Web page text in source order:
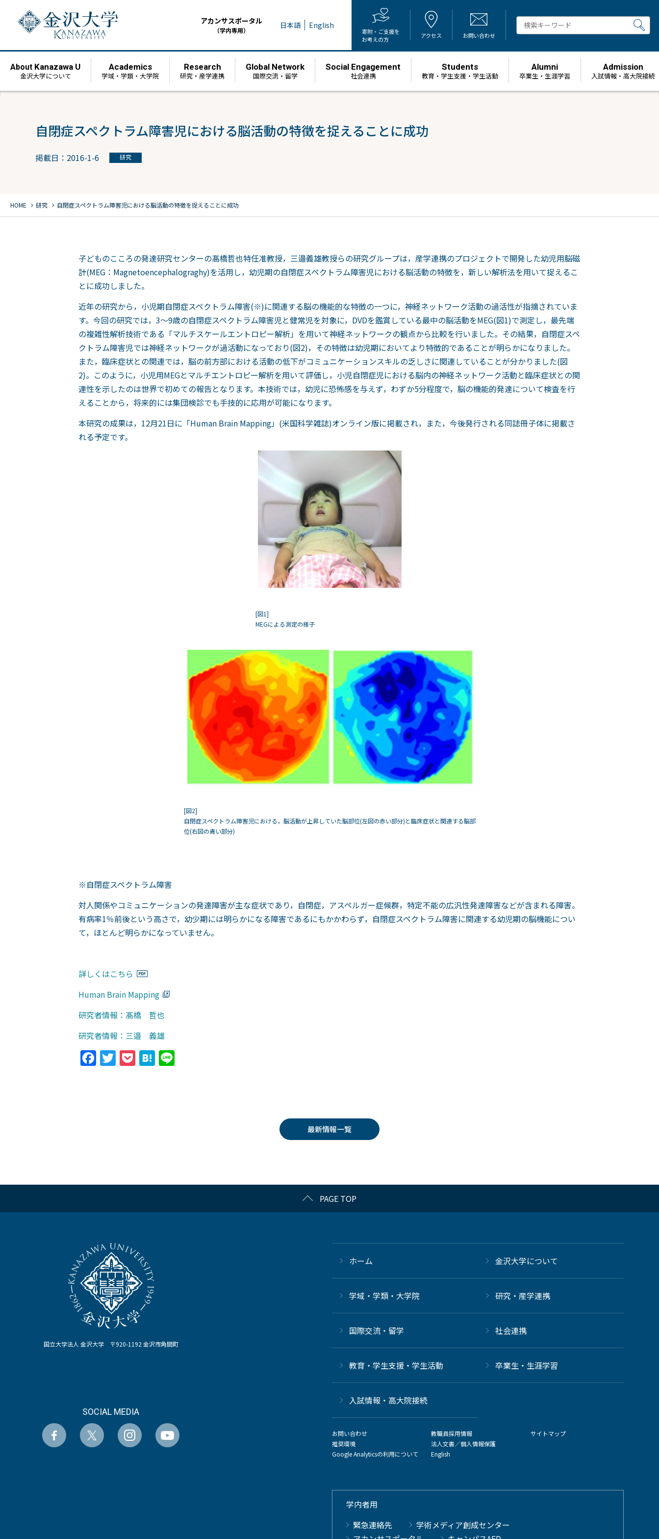
アカンサスポータル
（学内専用） 日本語 English
寄附・ご支援を
お考えの方
アクセス お問い合わせ
About Kanazawa U
金沢大学について
Academics
学域・学類・大学院
Research
研究・産学連携
Global Network
国際交流・留学
Social Engagement
社会連携
Students
教育・学生支援・学生活動
Alumni
卒業生・生涯学習
Admission
⼊試情報・高大院接続
自閉症スペクトラム障害児における脳活動の特徴を捉えることに成功
掲載日：2016-1-6 研究
HOME chevron_right 研究 chevron_right 自閉症スペクトラム障害児における脳活動の特徴を捉えることに成功
子どものこころの発達研究センターの髙橋哲也特任准教授，三邉義雄教授らの研究グループは，産学連携のプロジェクトで開発した幼児用脳磁
計(MEG：Magnetoencephalograghy)を活用し，幼児期の自閉症スペクトラム障害児における脳活動の特徴を，新しい解析法を用いて捉えるこ
とに成功しました。
近年の研究から，小児期自閉症スペクトラム障害(※)に関連する脳の機能的な特徴の一つに，神経ネットワーク活動の過活性が指摘されていま
す。今回の研究では，3～9歳の自閉症スペクトラム障害児と健常児を対象に，DVDを鑑賞している最中の脳活動をMEG(図1)で測定し，最先端
の複雑性解析技術である「マルチスケールエントロピー解析」を用いて神経ネットワークの観点から比較を行いました。その結果，自閉症スペ
クトラム障害児では神経ネットワークが過活動になっており(図2)，その特徴は幼児期においてより特徴的であることが明らかになりました。
また，臨床症状との関連では，脳の前方部における活動の低下がコミュニケーションスキルの乏しさに関連していることが分かりました(図
2)。このように，小児用MEGとマルチエントロピー解析を用いて評価し，小児自閉症児における脳内の神経ネットワーク活動と臨床症状との関
連性を示したのは世界で初めての報告となります。本技術では，幼児に恐怖感を与えず，わずか5分程度で，脳の機能的発達について検査を行
えることから，将来的には集団検診でも手技的に応用が可能になります。
本研究の成果は，12月21日に「Human Brain Mapping」(米国科学雑誌)オンライン版に掲載され，また，今後発行される同誌冊子体に掲載さ
れる予定です。
[図1]
MEGによる測定の様子
[図2]
自閉症スペクトラム障害児における，脳活動が上昇していた脳部位(左図の赤い部分)と臨床症状と関連する脳部
位(右図の青い部分)
※自閉症スペクトラム障害
対人関係やコミュニケーションの発達障害が主な症状であり，自閉症，アスペルガー症候群，特定不能の広汎性発達障害などが含まれる障害。
有病率1％前後という高さで，幼少期には明らかになる障害であるにもかかわらず，自閉症スペクトラム障害に関連する幼児期の脳機能につい
て，ほとんど明らかになっていません。
詳しくはこちら
Human Brain Mapping
研究者情報：髙橋 哲也
研究者情報：三邉 義雄
Facebook
Twitter
PocketHatena
最新情報一覧
PAGE TOP
国立大学法人 金沢大学 〒920-1192 金沢市角間町
SOCIAL MEDIA
ホーム 金沢大学について
学域・学類・大学院 研究・産学連携
国際交流・留学 社会連携
教育・学生支援・学生活動 卒業生・生涯学習
⼊試情報・高大院接続
お問い合わせ
推奨環境
Google Analyticsの利用について
教職員採用情報
法人文書／個人情報保護
English
サイトマップ
学内者用
緊急連絡先
学術メディア創成センター